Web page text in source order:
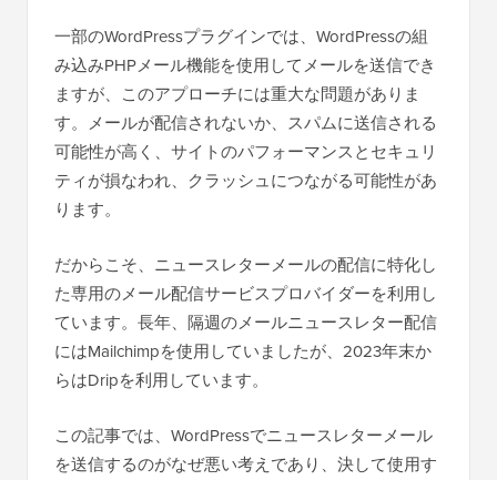
一部のWordPressプラグインでは、WordPressの組
み込みPHPメール機能を使用してメールを送信でき
ますが、このアプローチには重大な問題がありま
す。メールが配信されないか、スパムに送信される
可能性が高く、サイトのパフォーマンスとセキュリ
ティが損なわれ、クラッシュにつながる可能性があ
ります。
だからこそ、ニュースレターメールの配信に特化し
た専用のメール配信サービスプロバイダーを利用し
ています。長年、隔週のメールニュースレター配信
にはMailchimpを使用していましたが、2023年末か
らはDripを利用しています。
この記事では、WordPressでニュースレターメール
を送信するのがなぜ悪い考えであり、決して使用す